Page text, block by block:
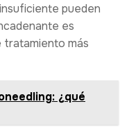
pueden
es
tratamiento más
¿qué